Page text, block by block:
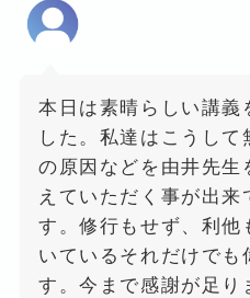
本日は素晴らしい講義
した。私達はこうし
の原因などを由井先生
えていただく事が出
す。修行もせず、利他
いているそれだけでも
す。今まで感謝が足り